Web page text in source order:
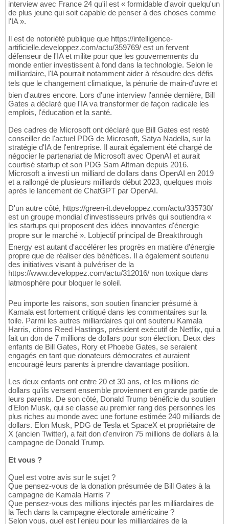
interview avec France 24 qu'il est « formidable d'avoir quelqu'un
de plus jeune qui soit capable de penser à des choses comme
l'IA ».
Il est de notoriété publique que https://intelligence-
artificielle.developpez.com/actu/359769/ est un fervent
défenseur de l'IA et milite pour que les gouvernements du
monde entier investissent à fond dans la technologie. Selon le
milliardaire, l'IA pourrait notamment aider à résoudre des défis
tels que le changement climatique, la pénurie de main-d'uvre et
bien d'autres encore. Lors d'une interview l'année dernière, Bill
Gates a déclaré que l'IA va transformer de façon radicale les
emplois, l'éducation et la santé.
Des cadres de Microsoft ont déclaré que Bill Gates est resté
conseiller de l'actuel PDG de Microsoft, Satya Nadella, sur la
stratégie d'IA de l'entreprise. Il aurait également été chargé de
négocier le partenariat de Microsoft avec OpenAI et aurait
courtisé startup et son PDG Sam Altman depuis 2016.
Microsoft a investi un milliard de dollars dans OpenAI en 2019
et a rallongé de plusieurs milliards début 2023, quelques mois
après le lancement de ChatGPT par OpenAI.
D'un autre côté, https://green-it.developpez.com/actu/335730/
est un groupe mondial d'investisseurs privés qui soutiendra «
les startups qui proposent des idées innovantes d'énergie
propre sur le marché ». Lobjectif principal de Breakthrough
Energy est autant d'accélérer les progrès en matière d'énergie
propre que de réaliser des bénéfices. Il a également soutenu
des initiatives visant à pulvériser de la
https://www.developpez.com/actu/312016/ non toxique dans
latmosphère pour bloquer le soleil.
Peu importe les raisons, son soutien financier présumé à
Kamala est fortement critiqué dans les commentaires sur la
toile. Parmi les autres milliardaires qui ont soutenu Kamala
Harris, citons Reed Hastings, président exécutif de Netflix, qui a
fait un don de 7 millions de dollars pour son élection. Deux des
enfants de Bill Gates, Rory et Phoebe Gates, se seraient
engagés en tant que donateurs démocrates et auraient
encouragé leurs parents à prendre davantage position.
Les deux enfants ont entre 20 et 30 ans, et les millions de
dollars qu'ils versent ensemble proviennent en grande partie de
leurs parents. De son côté, Donald Trump bénéficie du soutien
d'Elon Musk, qui se classe au premier rang des personnes les
plus riches au monde avec une fortune estimée 240 milliards de
dollars. Elon Musk, PDG de Tesla et SpaceX et propriétaire de
X (ancien Twitter), a fait don d'environ 75 millions de dollars à la
campagne de Donald Trump.
Et vous ?
Quel est votre avis sur le sujet ?
Que pensez-vous de la donation présumée de Bill Gates à la
campagne de Kamala Harris ?
Que pensez-vous des millions injectés par les milliardaires de
la Tech dans la campagne électorale américaine ?
Selon vous, quel est l'enjeu pour les milliardaires de la